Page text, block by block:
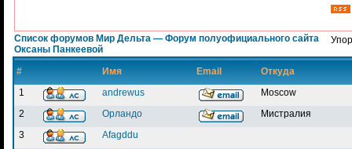
Список форумов Мир Дельта — Форум полуофициального сайта
Оксаны Панкеевой
# Имя Email
Откуда
1
andrewus
Moscow
2
Орландо
Мистралия
3
Afagddu